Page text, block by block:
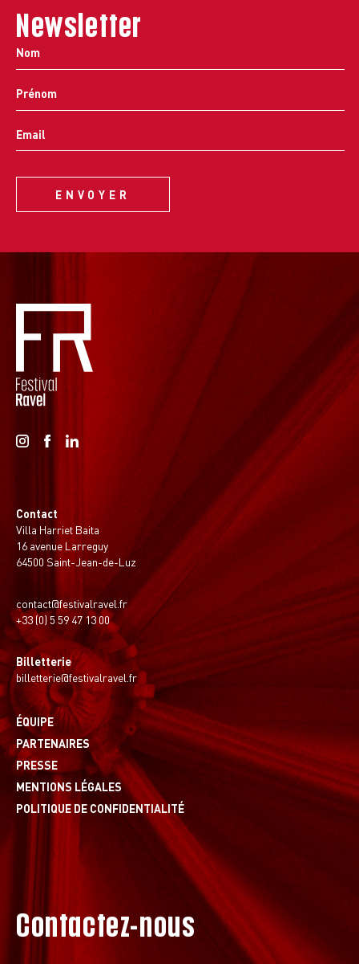
Newsletter
Contact
Villa Harriet Baita
16 avenue Larreguy
64500 Saint-Jean-de-Luz
contact@festivalravel.fr
+33 (0) 5 59 47 13 00
Billetterie
billetterie@festivalravel.fr
ÉQUIPE
PARTENAIRES
PRESSE
MENTIONS LÉGALES
POLITIQUE DE CONFIDENTIALITÉ
Contactez-nous